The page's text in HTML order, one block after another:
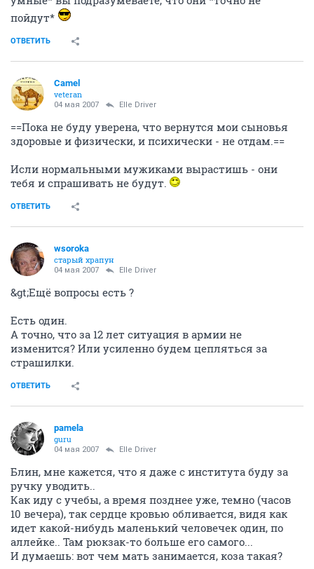
пойдут*
ОТВЕТИТЬ
Camel
veteran
04 мая 2007 Elle Driver
==Пока не буду уверена, что вернутся мои сыновья
здоровые и физически, и психически - не отдам.==
Исли нормальными мужиками вырастишь - они
тебя и спрашивать не будут.
ОТВЕТИТЬ
wsoroka
старый храпун
04 мая 2007 Elle Driver
&gt;Ещё вопросы есть ?
Есть один.
А точно, что за 12 лет ситуация в армии не
изменится? Или усиленно будем цепляться за
страшилки.
ОТВЕТИТЬ
pamela
guru
04 мая 2007 Elle Driver
Блин, мне кажется, что я даже с института буду за
ручку уводить..
Как иду с учебы, а время позднее уже, темно (часов
10 вечера), так сердце кровью обливается, видя как
идет какой-нибудь маленький человечек один, по
аллейке.. Там рюкзак-то больше его самого...
И думаешь: вот чем мать занимается, коза такая?